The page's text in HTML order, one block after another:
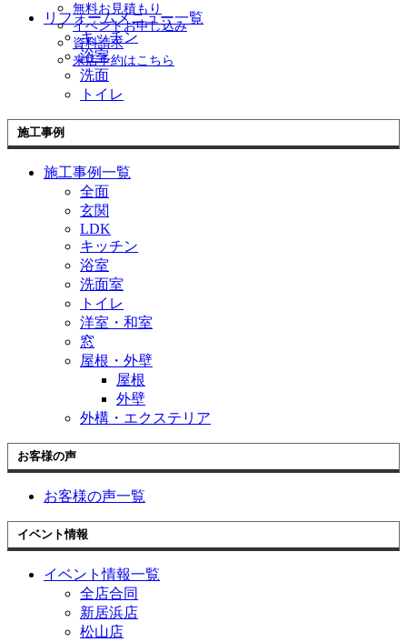
無料お見積もり
イベントお申し込み
資料請求
来店予約はこちら
リフォームメニュー一覧
キッチン
浴室
洗面
トイレ
施工事例
施工事例一覧
全面
玄関
LDK
キッチン
浴室
洗面室
トイレ
洋室・和室
窓
屋根・外壁
屋根
外壁
外構・エクステリア
お客様の声
お客様の声一覧
イベント情報
イベント情報一覧
全店合同
新居浜店
松山店